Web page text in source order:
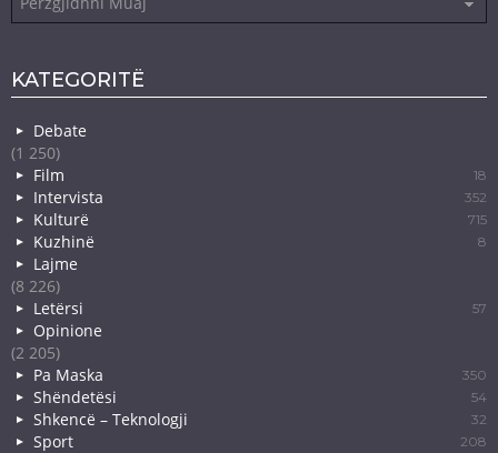
KATEGORITË
Debate
(1 250)
Film
18
Intervista 352
Kulturë 715
Kuzhinë 8
Lajme
(8 226)
Letërsi
57
Opinione
(2 205)
Pa Maska
350
Shëndetësi 54
Shkencë – Teknologji 32
Sport 208